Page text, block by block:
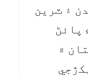
۽ ٽرين
پائڻ
۾